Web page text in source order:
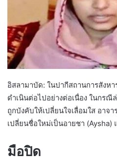
อิสลามาบัด: ในปากีสถานการสังห
ดำเนินต่อไปอย่างต่อเนื่อง ในกร
ถูกบังคับให้เปลี่ยนใจเลื่อมใส อาจ
เปลี่ยนชื่อใหม่เป็นอายชา (Aysha)
มือปิด